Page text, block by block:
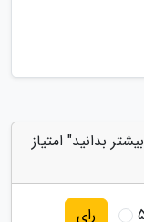
بدانید" امتیاز
رای